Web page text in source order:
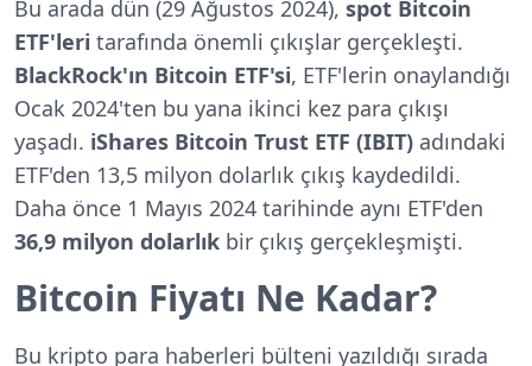
Bu arada dün (29 Ağustos 2024), spot Bitcoin
ETF'leri tarafında önemli çıkışlar gerçekleşti.
BlackRock'ın Bitcoin ETF'si, ETF'lerin onaylandığı
Ocak 2024'ten bu yana ikinci kez para çıkışı
yaşadı. iShares Bitcoin Trust ETF (IBIT) adındaki
ETF'den 13,5 milyon dolarlık çıkış kaydedildi.
Daha önce 1 Mayıs 2024 tarihinde aynı ETF'den
36,9 milyon dolarlık bir çıkış gerçekleşmişti.
Bitcoin Fiyatı Ne Kadar?
Bu kripto para haberleri bülteni yazıldığı sırada